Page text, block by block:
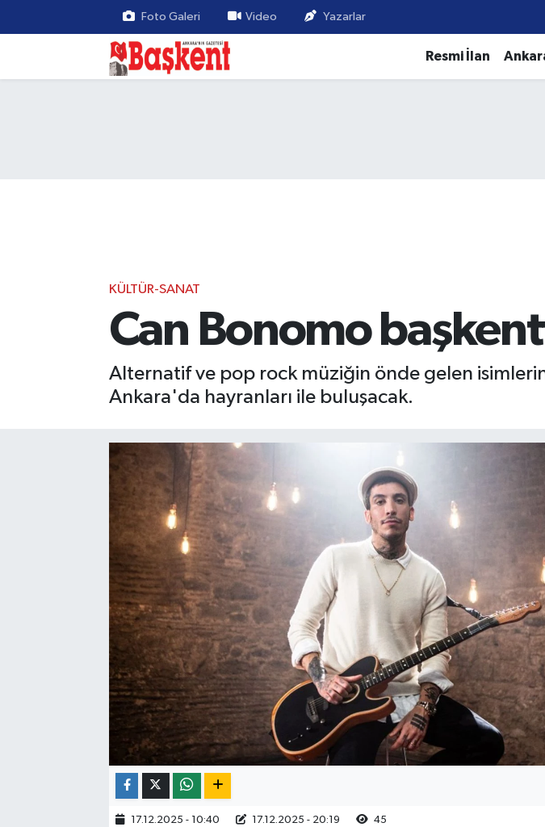
Foto Galeri Video Yazarlar
Resmi İlan
KÜLTÜR-SANAT
Can Bonomo
Alternatif ve pop rock müziğin önde gelen
Ankara'da hayranları ile buluşacak.
17.12.2025 - 10:40 17.12.2025 - 20:19 45